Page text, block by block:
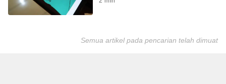
Semua artikel pada pencarian telah dimuat